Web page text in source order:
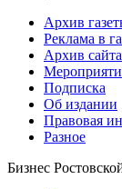
Архив
Реклама в
Архив сайта
Подписка
Об издании
Правовая
Разное
Бизнес